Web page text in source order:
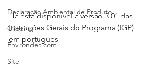
Declaração Ambiental de Produto
Clipping
Environdec.com
Site
Já está disponível a versão 3.01 das
Instruções Gerais do Programa (IGP)
em português